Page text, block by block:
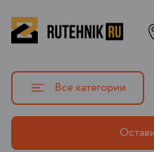
Все категории